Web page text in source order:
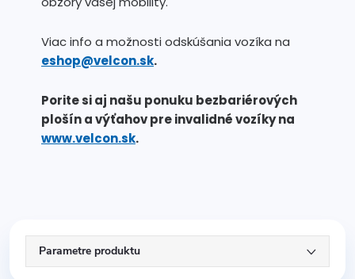
Viac info a možnosti odskúšania vozíka na
eshop@velcon.sk.
Porite si aj našu ponuku bezbariérových
plošín a výťahov pre invalidné vozíky na
www.velcon.sk.
Parametre produktu